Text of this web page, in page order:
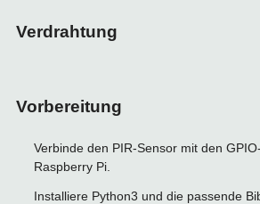
Verdrahtung
Vorbereitung
Verbinde den PIR-Sensor mit den
Raspberry Pi.
Installiere Python3 und die passende